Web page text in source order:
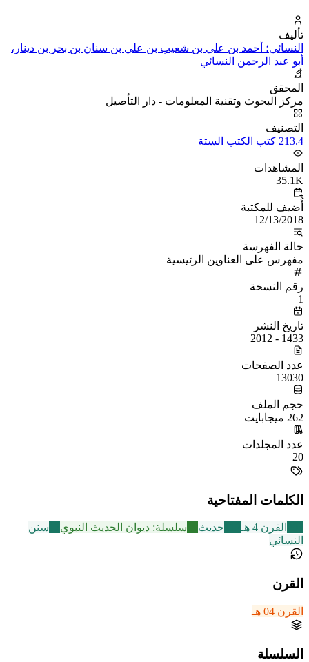
تأليف
النسائي؛ أحمد بن علي بن شعيب بن علي بن سنان بن بحر بن دينار،
أبو عبد الرحمن النسائي
المحقق
مركز البحوث وتقنية المعلومات - دار التأصيل
التصنيف
213.4 كتب الكتب الستة
المشاهدات
35.1K
أُضيف للمكتبة
12/13/2018
حالة الفهرسة
مفهرس على العناوين الرئيسية
رقم النسخة
1
تاريخ النشر
1433 - 2012
عدد الصفحات
13030
حجم الملف
262 ميجابايت
عدد المجلدات
20
الكلمات المفتاحية
القرن 4 هـ حديث سلسلة: ديوان الحديث النبوي
سنن
النسائي
القرن
القرن 04 هـ
السلسلة